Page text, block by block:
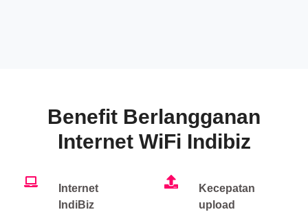
Benefit Berlangganan
Internet WiFi Indibiz
Internet
IndiBiz
Kecepatan
upload